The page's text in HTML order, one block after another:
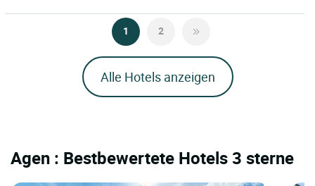
1 2
Alle Hotels anzeigen
Agen : Bestbewertete Hotels 3 sterne